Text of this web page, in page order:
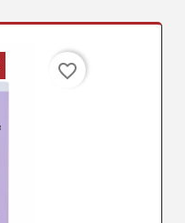
favorite_border